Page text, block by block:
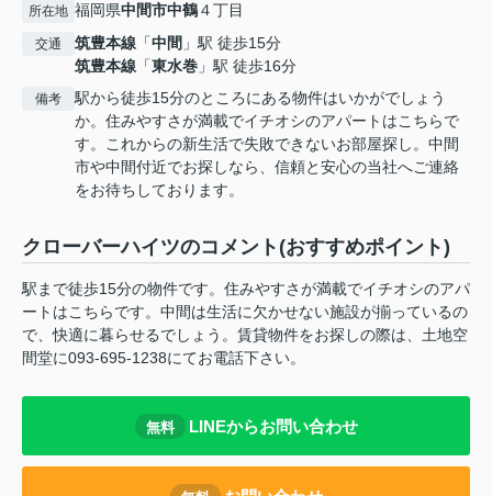
所在地 福岡県中間市中鶴４丁目
交通 筑豊本線 「中間 」駅 徒歩15分
筑豊本線 「東水巻 」駅 徒歩16分
備考
駅から徒歩15分のところにある物件はいかがでしょう
か。住みやすさが満載でイチオシのアパートはこちらで
す。これからの新生活で失敗できないお部屋探し。中間
市や中間付近でお探しなら、信頼と安心の当社へご連絡
をお待ちしております。
クローバーハイツのコメント(おすすめポイント)
駅まで徒歩15分の物件です。住みやすさが満載でイチオシのアパ
ートはこちらです。中間は生活に欠かせない施設が揃っているの
で、快適に暮らせるでしょう。賃貸物件をお探しの際は、土地空
間堂に093-695-1238にてお電話下さい。
無料 LINEからお問い合わせ